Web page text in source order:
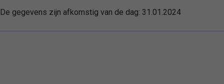
De gegevens zijn afkomstig van de dag: 31.01.2024